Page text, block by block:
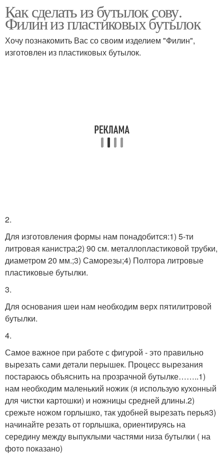
Бутылки для украшения Сова из бумаги
Как сделать из бутылок сову.
Филин из пластиковых бутылок
Хочу познакомить Вас со своим изделием "Филин",
изготовлен из пластиковых бутылок.
2.
Для изготовления формы нам понадобится:1) 5-ти
литровая канистра;2) 90 см. металлопластиковой трубки,
диаметром 20 мм.;3) Саморезы;4) Полтора литровые
пластиковые бутылки.
3.
Для основания шеи нам необходим верх пятилитровой
бутылки.
4.
Самое важное при работе с фигурой - это правильно
вырезать сами детали перышек. Процесс вырезания
постараюсь объяснить на прозрачной бутылке……..1)
нам необходим маленький ножик (я использую кухонный
для чистки картошки) и ножницы средней длины.2)
срежьте ножом горлышко, так удобней вырезать перья3)
начинайте резать от горлышка, ориентируясь на
середину между выпуклыми частями низа бутылки ( на
фото показано)